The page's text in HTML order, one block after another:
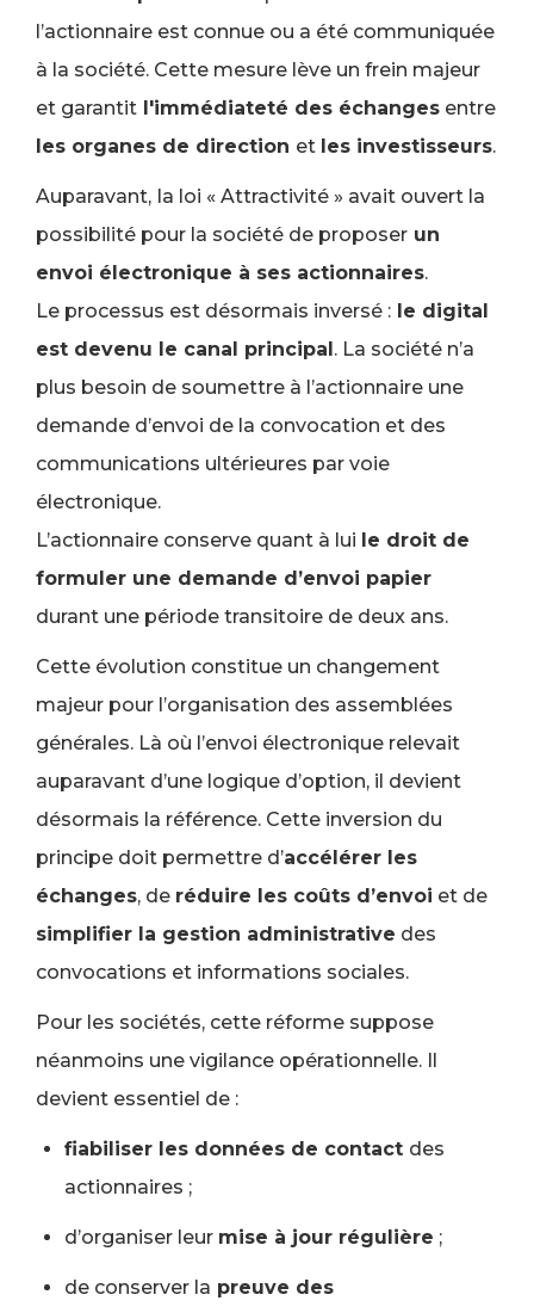
l’actionnaire est connue ou a été communiquée
à la société. Cette mesure lève un frein majeur
et garantit l'immédiateté des échanges entre
les organes de direction et les investisseurs.
Auparavant, la loi « Attractivité » avait ouvert la
possibilité pour la société de proposer un
envoi électronique à ses actionnaires.
Le processus est désormais inversé : le digital
est devenu le canal principal. La société n’a
plus besoin de soumettre à l’actionnaire une
demande d’envoi de la convocation et des
communications ultérieures par voie
électronique.
L’actionnaire conserve quant à lui le droit de
formuler une demande d’envoi papier
durant une période transitoire de deux ans.
Cette évolution constitue un changement
majeur pour l’organisation des assemblées
générales. Là où l’envoi électronique relevait
auparavant d’une logique d’option, il devient
désormais la référence. Cette inversion du
principe doit permettre d’accélérer les
échanges, de réduire les coûts d’envoi et de
simplifier la gestion administrative des
convocations et informations sociales.
Pour les sociétés, cette réforme suppose
néanmoins une vigilance opérationnelle. Il
devient essentiel de :
fiabiliser les données de contact des
actionnaires ;
d’organiser leur mise à jour régulière ;
de conserver la preuve des